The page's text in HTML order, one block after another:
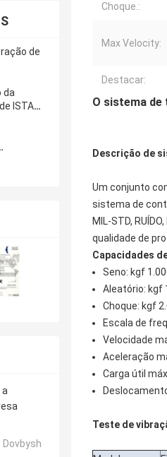
de
da
ISTA
a
Choque.:
Max Velocity:
Destacar:
O sistema de
Descrição de
Um conjunto
sistema de
MIL-STD,
qualidade de
Capacidades
Seno: kgf
Aleatório: kgf
Choque: kgf
Escala de
Velocidade
Aceleração
Carga útil
Teste de